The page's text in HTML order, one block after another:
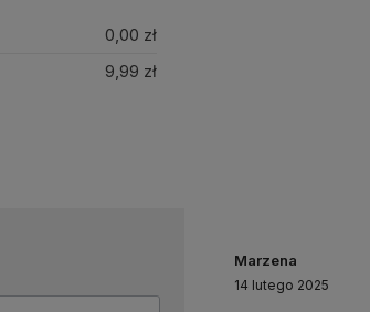
0,00 zł
9,99 zł
Marzena
14 lutego 2025